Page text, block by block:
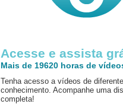
Acesse e assista
Mais de 19620 horas de
Tenha acesso a vídeos de
conhecimento. Acompanhe uma
completa!